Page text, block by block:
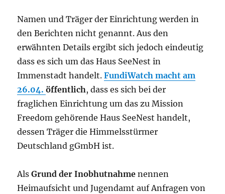
Namen und Träger der Einrichtung werden in
den Berichten nicht genannt. Aus den
erwähnten Details ergibt sich jedoch eindeutig
dass es sich um das Haus SeeNest in
Immenstadt handelt.FundiWatch macht am
26.04.öffentlich, dass es sich bei der
fraglichen Einrichtung um das zu Mission
Freedom gehörende Haus SeeNest handelt,
dessen Träger die Himmelsstürmer
Deutschland gGmbH ist.
AlsGrund der Inobhutnahme nennen
Heimaufsicht und Jugendamt auf Anfragen von